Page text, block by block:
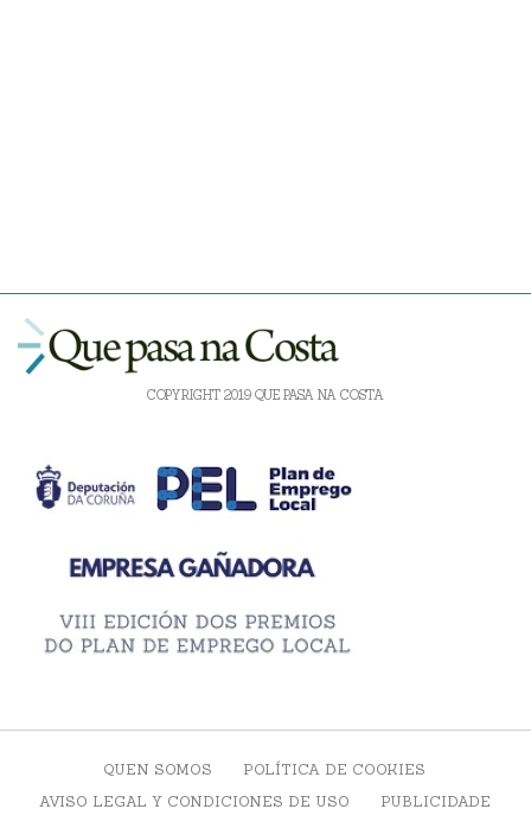
COPYRIGHT 2019 QUE PASA NA COSTA
QUEN SOMOS
POLÍTICA DE COOKIES
AVISO LEGAL Y CONDICIONES DE USO
PUBLICIDADE